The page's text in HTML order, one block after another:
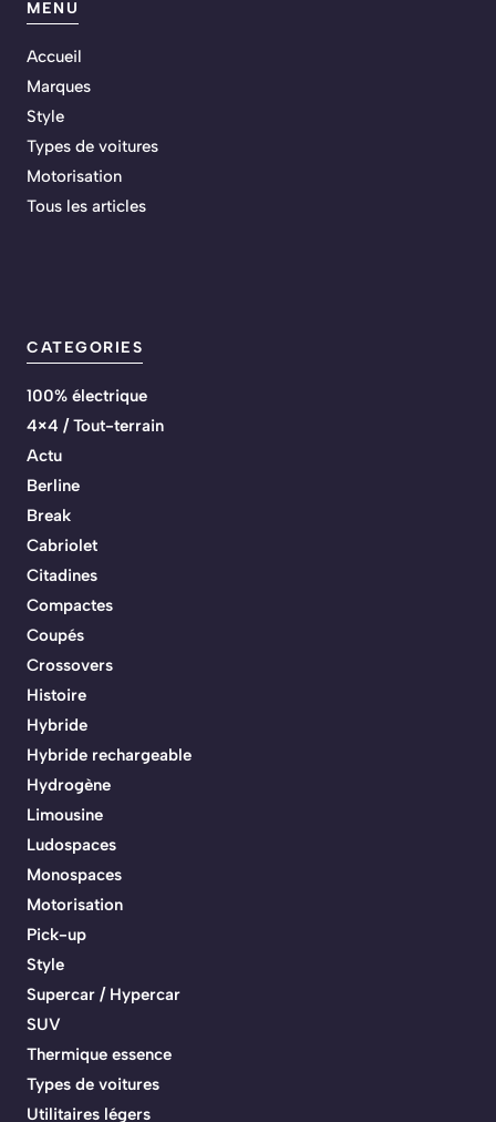
MENU
Accueil
Marques
Style
Types de voitures
Motorisation
Tous les articles
CATEGORIES
100% électrique
4×4 / Tout-terrain
Actu
Berline
Break
Cabriolet
Citadines
Compactes
Coupés
Crossovers
Histoire
Hybride
Hybride rechargeable
Hydrogène
Limousine
Ludospaces
Monospaces
Motorisation
Pick-up
Style
Supercar / Hypercar
SUV
Thermique essence
Types de voitures
Utilitaires légers